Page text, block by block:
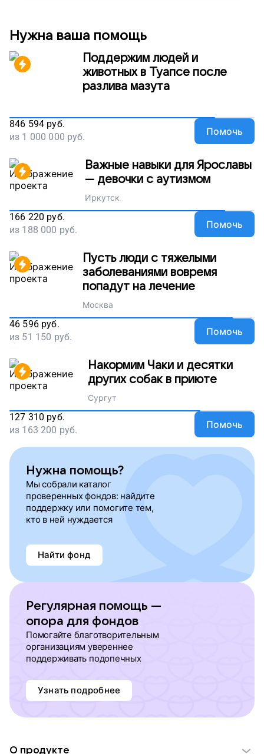
Нужна ваша помощь
Поддержим людей и
животных в Туапсе после
разлива мазута
846 594 руб.
из 1 000 000 руб. Помочь
Важные навыки для Ярославы
— девочки с аутизмом
Иркутск
166 220 руб.
из 188 000 руб. Помочь
Пусть люди с тяжелыми
заболеваниями вовремя
попадут на лечение
Москва
46 596 руб.
из 51 150 руб. Помочь
Накормим Чаки и десятки
других собак в приюте
Сургут
127 310 руб.
из 163 200 руб. Помочь
Нужна помощь?
Мы собрали каталог
проверенных фондов: найдите
поддержку или помогите тем,
кто в ней нуждается
Найти фонд
Регулярная помощь —
опора для фондов
Помогайте благотворительным
организациям увереннее
поддерживать подопечных
Узнать подробнее
О продукте